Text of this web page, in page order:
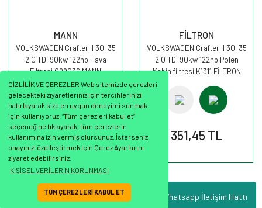
GİZLİLİK VE ÇEREZLER Web sitemizde çerezleri
gelecekteki ziyaretleriniz için tercihlerinizi
hatırlayarak size en uygun deneyimi sunmak
için kullanıyoruz. “Tüm çerezleri kabul et”
seçeneğine tıklayarak, tüm çerezlerin
kullanımına izin vermiş olursunuz. İsterseniz
onayınızı özelleştirmek için Çerez Ayarlarını
ziyaret edebilirsiniz.
KİŞİSEL VERİLERİN KORUNMASI
TÜM ÇEREZLERİ KABUL ET Whatsapp İletişim Hattı
MANN
VOLKSWAGEN Crafter II 30, 35
2.0 TDI 90kw 122hp Hava
Filtresi C29036 MANN
670,62 TL
FİLTRON
VOLKSWAGEN Crafter II 30, 35
2.0 TDI 90kw 122hp Polen
Kabin filtresi K1311 FİLTRON
351,45 TL